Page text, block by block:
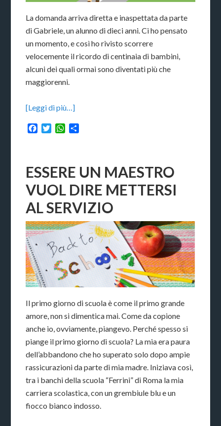
La domanda arriva diretta e inaspettata da parte
di Gabriele, un alunno di dieci anni. Ci ho pensato
un momento, e così ho rivisto scorrere
velocemente il ricordo di centinaia di bambini,
alcuni dei quali ormai sono diventati più che
maggiorenni.
[Leggi di più…]
Facebook
TwitterWhatsApp
ESSERE UN MAESTRO
VUOL DIRE METTERSI
AL SERVIZIO
Il primo giorno di scuola è come il primo grande
amore, non si dimentica mai. Come da copione
anche io, ovviamente, piangevo. Perché spesso si
piange il primo giorno di scuola? La mia era paura
dell’abbandono che ho superato solo dopo ampie
rassicurazioni da parte di mia madre. Iniziava così,
tra i banchi della scuola “Ferrini” di Roma la mia
carriera scolastica, con un grembiule blu e un
fiocco bianco indosso.